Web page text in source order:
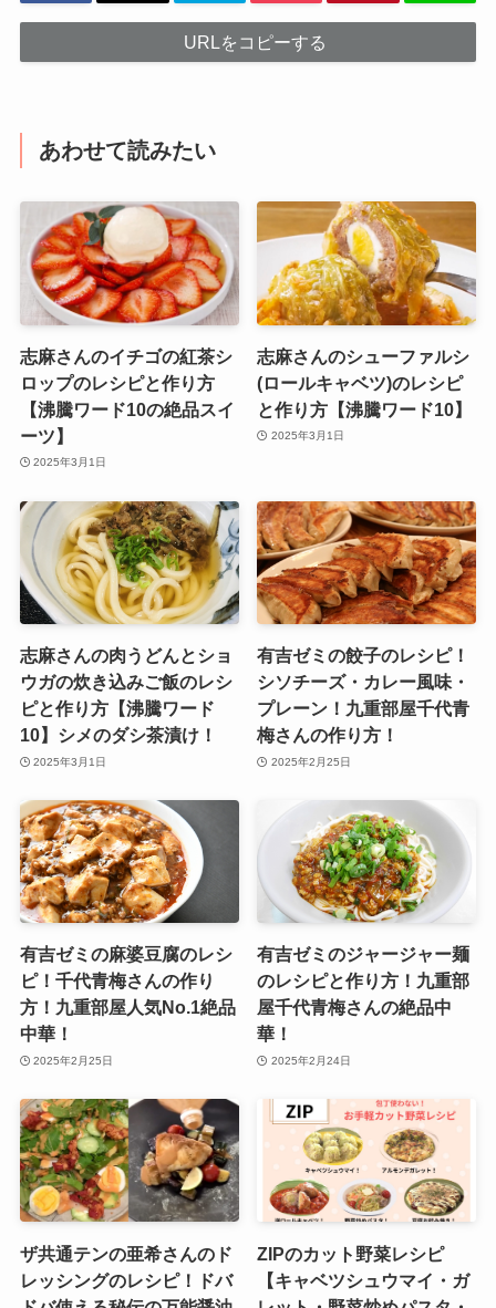
URLをコピーする
あわせて読みたい
志麻さんのイチゴの紅茶シ
ロップのレシピと作り方
【沸騰ワード10の絶品スイ
ーツ】
2025年3月1日
志麻さんのシューファルシ
(ロールキャベツ)のレシピ
と作り方【沸騰ワード10】
2025年3月1日
志麻さんの肉うどんとショ
ウガの炊き込みご飯のレシ
ピと作り方【沸騰ワード
10】シメのダシ茶漬け！
2025年3月1日
有吉ゼミの餃子のレシピ！
シソチーズ・カレー風味・
プレーン！九重部屋千代青
梅さんの作り方！
2025年2月25日
有吉ゼミの麻婆豆腐のレシ
ピ！千代青梅さんの作り
方！九重部屋人気No.1絶品
中華！
2025年2月25日
有吉ゼミのジャージャー麺
のレシピと作り方！九重部
屋千代青梅さんの絶品中
華！
2025年2月24日
ザ共通テンの亜希さんのド
レッシングのレシピ！ドバ
ZIPのカット野菜レシピ
【キャベツシュウマイ・ガ